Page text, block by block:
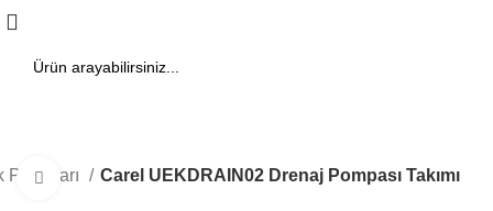
Parçaları Carel UEKDRAIN02 Drenaj Pompası Takımı
Büyütmek için tıklayın